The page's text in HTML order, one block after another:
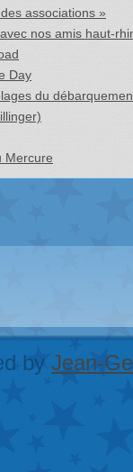
associations »
nos amis haut-
Day
du
Mercure
by Jean-